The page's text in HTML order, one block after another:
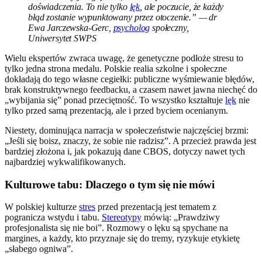
doświadczenia. To nie tylko lęk, ale poczucie, że każdy
błąd zostanie wypunktowany przez otoczenie.” — dr
Ewa Jarczewska-Gerc, psycholog społeczny,
Uniwersytet SWPS
Wielu ekspertów zwraca uwagę, że genetyczne podłoże stresu to
tylko jedna strona medalu. Polskie realia szkolne i społeczne
dokładają do tego własne cegiełki: publiczne wyśmiewanie błędów,
brak konstruktywnego feedbacku, a czasem nawet jawna niechęć do
„wybijania się” ponad przeciętność. To wszystko kształtuje lęk nie
tylko przed samą prezentacją, ale i przed byciem ocenianym.
Niestety, dominująca narracja w społeczeństwie najczęściej brzmi:
„Jeśli się boisz, znaczy, że sobie nie radzisz”. A przecież prawda jest
bardziej złożona i, jak pokazują dane CBOS, dotyczy nawet tych
najbardziej wykwalifikowanych.
Kulturowe tabu: Dlaczego o tym się nie mówi
W polskiej kulturze stres przed prezentacją jest tematem z
pogranicza wstydu i tabu. Stereotypy mówią: „Prawdziwy
profesjonalista się nie boi”. Rozmowy o lęku są spychane na
margines, a każdy, kto przyznaje się do tremy, ryzykuje etykietę
„słabego ogniwa”.